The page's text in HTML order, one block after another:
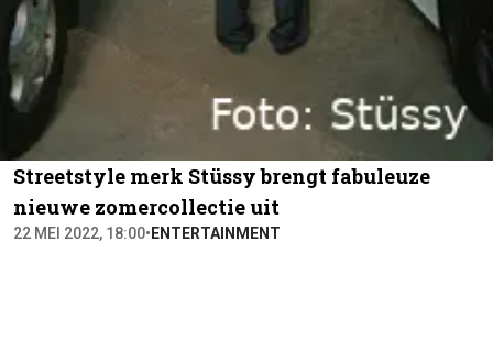
Streetstyle merk Stüssy brengt fabuleuze
nieuwe zomercollectie uit
22 MEI 2022, 18:00• ENTERTAINMENT